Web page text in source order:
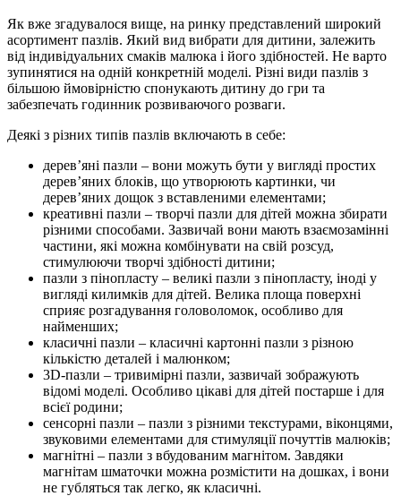
Як вже згадувалося вище, на ринку представлений широкий
асортимент пазлів. Який вид вибрати для дитини, залежить
від індивідуальних смаків малюка і його здібностей. Не варто
зупинятися на одній конкретній моделі. Різні види пазлів з
більшою ймовірністю спонукають дитину до гри та
забезпечать годинник розвиваючого розваги.
Деякі з різних типів пазлів включають в себе:
дерев’яні пазли – вони можуть бути у вигляді простих
дерев’яних блоків, що утворюють картинки, чи
дерев’яних дощок з вставленими елементами;
креативні пазли – творчі пазли для дітей можна збирати
різними способами. Зазвичай вони мають взаємозамінні
частини, які можна комбінувати на свій розсуд,
стимулюючи творчі здібності дитини;
пазли з пінопласту – великі пазли з пінопласту, іноді у
вигляді килимків для дітей. Велика площа поверхні
сприяє розгадування головоломок, особливо для
найменших;
класичні пазли – класичні картонні пазли з різною
кількістю деталей і малюнком;
3D-пазли – тривимірні пазли, зазвичай зображують
відомі моделі. Особливо цікаві для дітей постарше і для
всієї родини;
сенсорні пазли – пазли з різними текстурами, віконцями,
звуковими елементами для стимуляції почуттів малюків;
магнітні – пазли з вбудованим магнітом. Завдяки
магнітам шматочки можна розмістити на дошках, і вони
не губляться так легко, як класичні.